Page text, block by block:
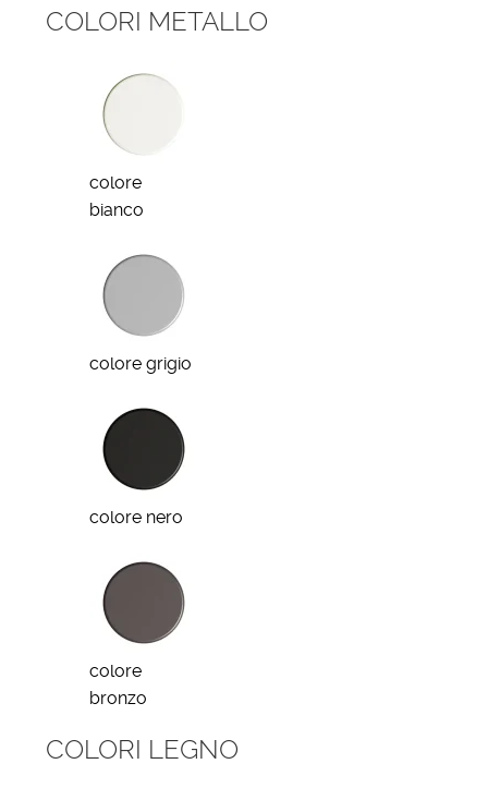
COLORI METALLO
colore
bianco
colore grigio
colore nero
colore
bronzo
COLORI LEGNO